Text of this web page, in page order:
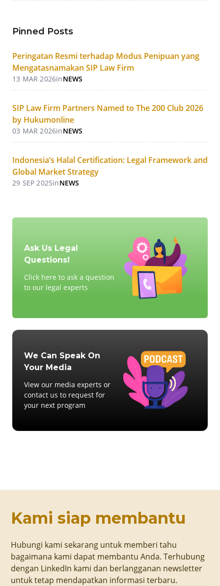
Pinned Posts
Peringatan Resmi terhadap Modus Penipuan yang
Mengatasnamakan SIP Law Firm
13 MAR 2026inNEWS
SIP Law Firm Partners Named to The 200 Club 2026
by Hukumonline
03 MAR 2026inNEWS
Indonesia’s Halal Certification: Legal Framework and
Global Market Strategy
29 SEP 2025inNEWS
Ask Us Legal
Questions!
Click here to ask a question
to our legal experts
We Can Speak On
Your Media
View our media experts or
contact us to request for
your next program
Kami siap membantu
Hubungi kami sekarang untuk memberi tahu
bagaimana kami dapat membantu Anda. Terhubung
dengan LinkedIn kami dan berlangganan newsletter
untuk tetap mendapatkan informasi terbaru.